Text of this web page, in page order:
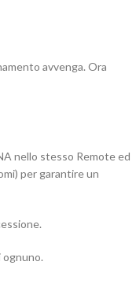
avvenga. Ora
nello stesso Remote ed
per garantire un
ognuno.